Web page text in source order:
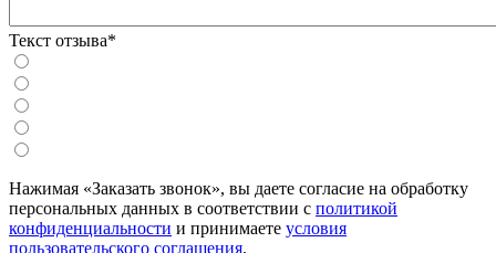
Текст отзыва*
Нажимая «Заказать звонок», вы даете согласие на обработку
персональных данных в соответствии с политикой
конфиденциальности и принимаете условия
пользовательского соглашения.